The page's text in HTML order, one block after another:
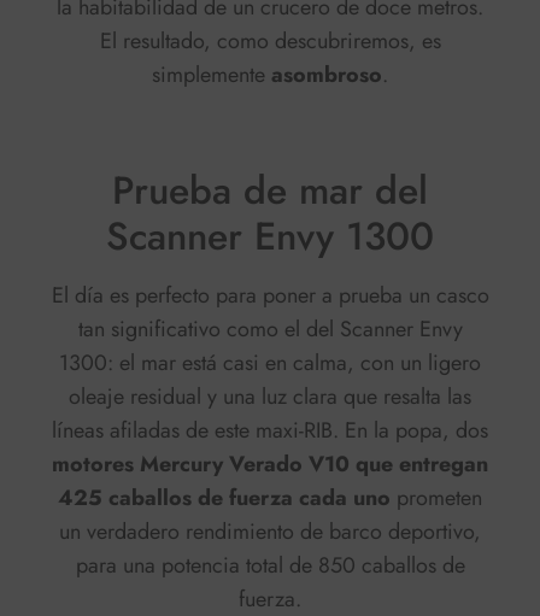
la habitabilidad de un crucero de doce metros.
El resultado, como descubriremos, es
simplemente asombroso.
Prueba de mar del
Scanner Envy 1300
El día es perfecto para poner a prueba un casco
tan significativo como el del Scanner Envy
1300: el mar está casi en calma, con un ligero
oleaje residual y una luz clara que resalta las
líneas afiladas de este maxi-RIB. En la popa, dos
motores Mercury Verado V10 que entregan
425 caballos de fuerza cada uno prometen
un verdadero rendimiento de barco deportivo,
para una potencia total de 850 caballos de
fuerza.